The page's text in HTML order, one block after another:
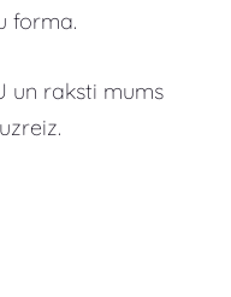
forma.
un raksti mums